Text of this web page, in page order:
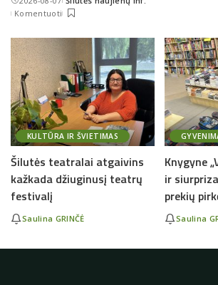
Posted
by
Komentuoti
KULTŪRA IR ŠVIETIMAS
Šilutės teatralai atgaivins
kažkada džiuginusį teatrų
festivalį
Saulina GRINČĖ
Knygyne
ir
prekių
Saulina